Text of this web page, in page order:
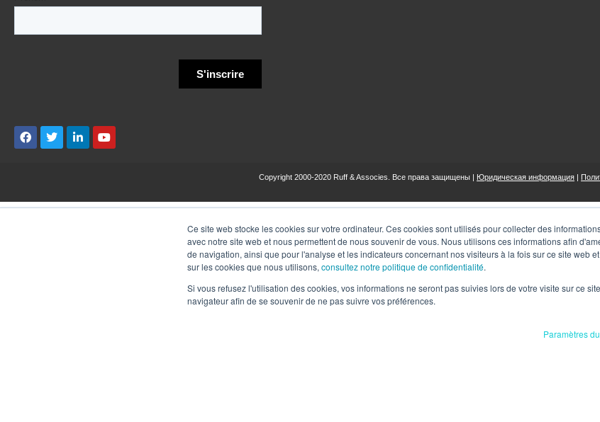
Ce site web stocke les cookies sur votre ordinateur. Ces cookies sont utilisés pour collecter des
avec notre site web et nous permettent de nous souvenir de vous. Nous utilisons ces informations afin
de navigation, ainsi que pour l'analyse et les indicateurs concernant nos visiteurs à la fois sur ce site web
sur les cookies que nous utilisons, consultez notre politique de confidentialité.
Si vous refusez l'utilisation des cookies, vos informations ne seront pas suivies lors de votre visite sur ce
navigateur afin de se souvenir de ne pas suivre vos préférences.
Paramètres
Copyright 2000-2020 Ruff & Associes. Все права защищены | Юридическая информация